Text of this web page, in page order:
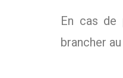
En cas de
brancher